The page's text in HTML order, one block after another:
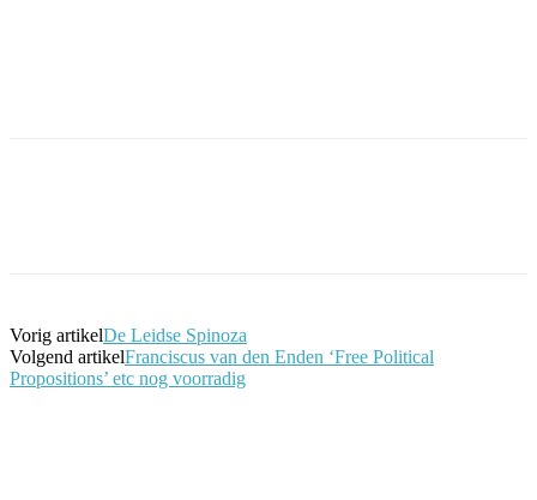
Vorig artikelDe Leidse Spinoza
Volgend artikelFranciscus van den Enden ‘Free Political
Propositions’ etc nog voorradig